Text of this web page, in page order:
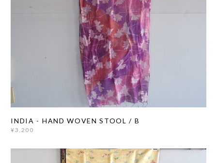
INDIA - HAND WOVEN STOOL / B
¥3,200